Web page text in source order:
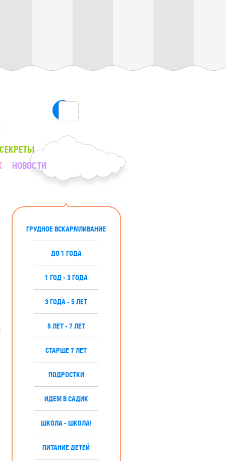
ПОИСК
НОВОСТИ
ГРУДНОЕ ВСКАРМЛИВАНИЕ
ДО 1 ГОДА
1 ГОД - 3 ГОДА
3 ГОДА - 5 ЛЕТ
5 ЛЕТ - 7 ЛЕТ
СТАРШЕ 7 ЛЕТ
ПОДРОСТКИ
ИДЕМ В САДИК
ШКОЛА - ШКОЛА!
ПИТАНИЕ ДЕТЕЙ